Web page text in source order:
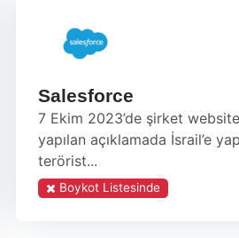
Salesforce
7 Ekim 2023’de şirket
yapılan açıklamada İsrail’e
terörist...
Boykot Listesinde